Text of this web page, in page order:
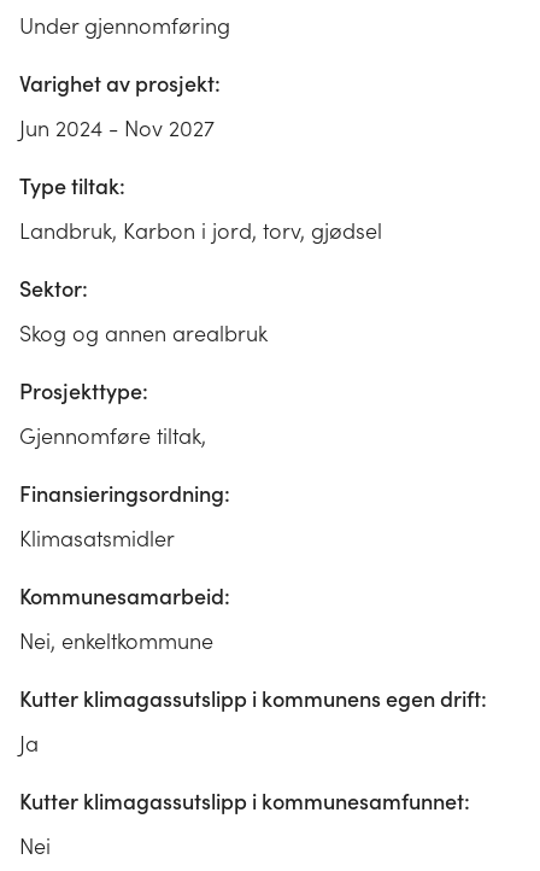
Under gjennomføring
Varighet av prosjekt:
Jun 2024 - Nov 2027
Type tiltak:
Landbruk, Karbon i jord, torv, gjødsel
Sektor:
Skog og annen arealbruk
Prosjekttype:
Gjennomføre tiltak,
Finansieringsordning:
Klimasatsmidler
Kommunesamarbeid:
Nei, enkeltkommune
Kutter klimagassutslipp i kommunens egen drift:
Ja
Kutter klimagassutslipp i kommunesamfunnet:
Nei